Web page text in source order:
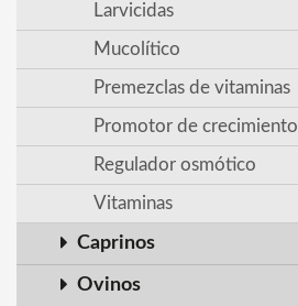
Larvicidas
Mucolítico
Premezclas de vitaminas
Promotor de crecimiento
Regulador osmótico
Vitaminas
Caprinos
Ovinos